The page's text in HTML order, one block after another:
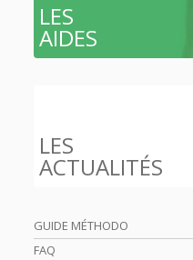
LES
AIDES
LES
ACTUALITÉS
GUIDE MÉTHODO
FAQ